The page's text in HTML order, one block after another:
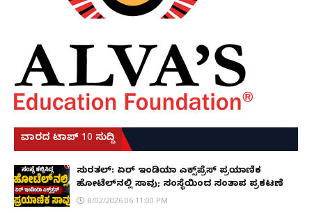
ವಾರದ ಟಾಪ್ 10 ಸುದ್ದಿ
ಸುರತ್ಕಲ್: ಏರ್ ಇಂಡಿಯಾ ಎಕ್ಸ್‌ಪ್ರೆಸ್ ಪ್ರಯಾಣಿಕ
ಹೋಟೆಲ್‌ನಲ್ಲಿ ಸಾವು; ಸಂಸ್ಥೆಯಿಂದ ಸಂತಾಪ ಪ್ರಕಟಣೆ
8/02/2026 06:11:00 PM